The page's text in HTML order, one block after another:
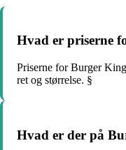
Hvad er priserne
Priserne for Burger
ret og størrelse. §
Hvad er der på